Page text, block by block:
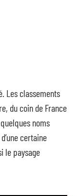
Les classements
du coin de France
noms
certaine
le paysage